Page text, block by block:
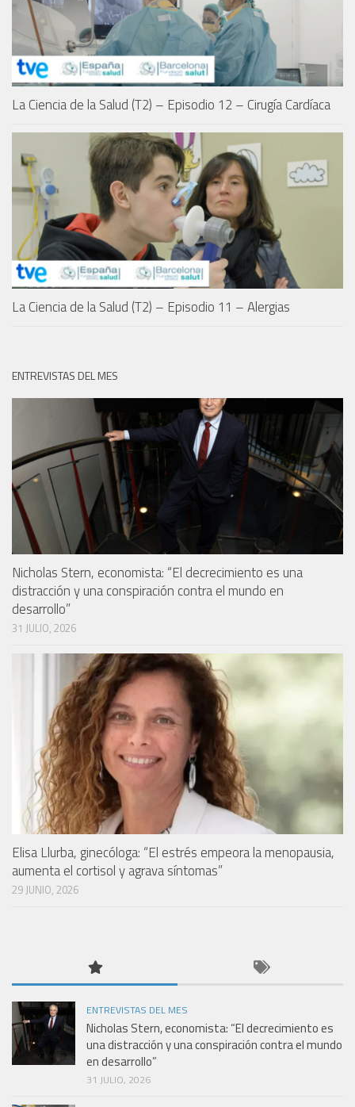
La Ciencia de la Salud (T2) – Episodio 12 – Cirugía Cardíaca
La Ciencia de la Salud (T2) – Episodio 11 – Alergias
ENTREVISTAS DEL MES
Nicholas Stern, economista: “El decrecimiento es una
distracción y una conspiración contra el mundo en
desarrollo”
31 JULIO, 2026
Elisa Llurba, ginecóloga: “El estrés empeora la menopausia,
aumenta el cortisol y agrava síntomas”
29 JUNIO, 2026
ENTREVISTAS DEL MES
Nicholas Stern, economista: “El decrecimiento es
una distracción y una conspiración contra el mundo
en desarrollo”
31 JULIO, 2026